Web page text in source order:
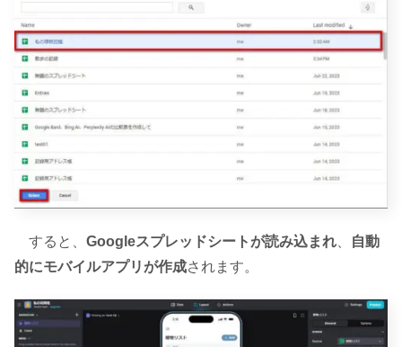
すると、 Googleスプレッドシートが読み込まれ
自動
的にモバイルアプリが作成されます。